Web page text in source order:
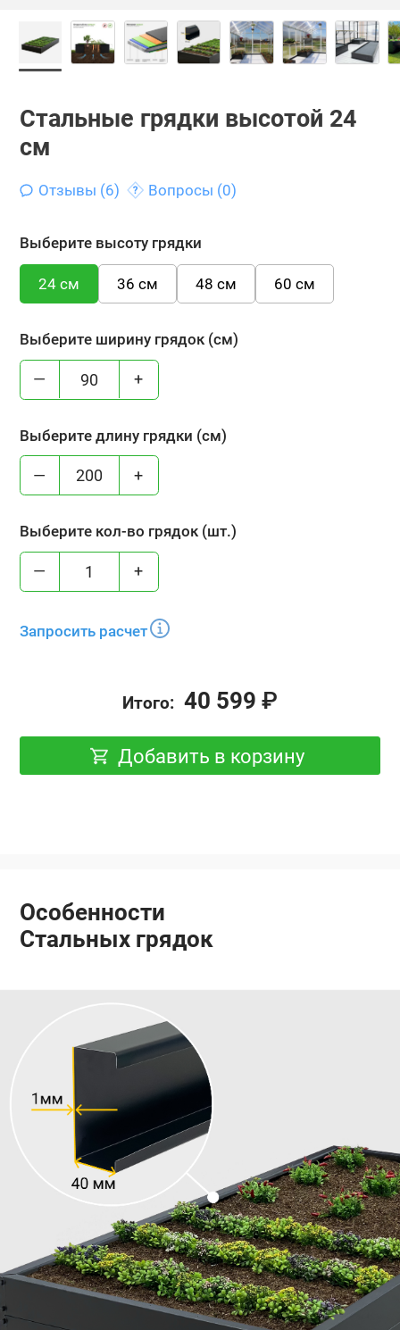
Стальные грядки высотой 24
см
Отзывы (6) Вопросы (0)
Выберите высоту грядки
24 см 36 см 48 см 60 см
Выберите ширину грядок (см)
— +
Выберите длину грядки (см)
— +
Выберите кол-во грядок (шт.)
— +
Запросить расчет
Итого: 40 599 ₽
Добавить в корзину
Особенности
Стальных грядок